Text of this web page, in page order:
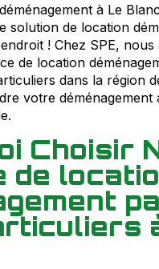
à Le
solution de location
! Chez SPE,
de location
dans la région
votre déménagement
Choisir
de